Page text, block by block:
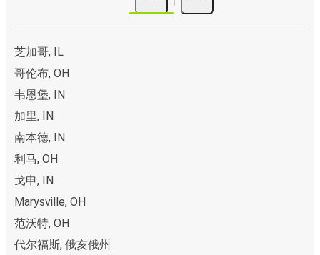
芝加哥, IL
哥伦布, OH
韦恩堡, IN
加里, IN
南本德, IN
利马, OH
戈申, IN
Marysville, OH
范沃特, OH
代尔福斯, 俄亥俄州